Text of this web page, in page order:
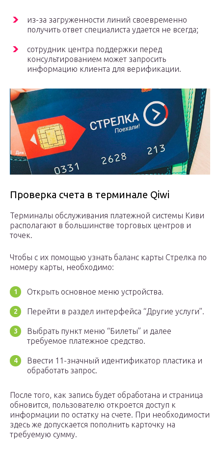
из-за загруженности линий своевременно
получить ответ специалиста удается не всегда;
сотрудник центра поддержки перед
консультированием может запросить
информацию клиента для верификации.
Проверка счета в терминале Qiwi
Терминалы обслуживания платежной системы Киви
располагают в большинстве торговых центров и
точек.
Чтобы с их помощью узнать баланс карты Стрелка по
номеру карты, необходимо:
Открыть основное меню устройства.
Перейти в раздел интерфейса “Другие услуги”.
Выбрать пункт меню “Билеты” и далее
требуемое платежное средство.
Ввести 11-значный идентификатор пластика и
обработать запрос.
После того, как запись будет обработана и страница
обновится, пользователю откроется доступ к
информации по остатку на счете. При необходимости
здесь же допускается пополнить карточку на
требуемую сумму.